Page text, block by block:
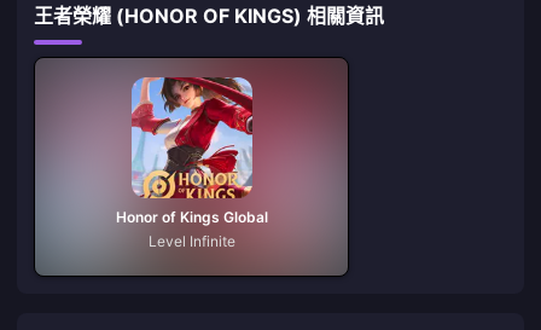
王者榮耀 (HONOR OF KINGS) 相關資訊
Honor of Kings Global
Level Infinite